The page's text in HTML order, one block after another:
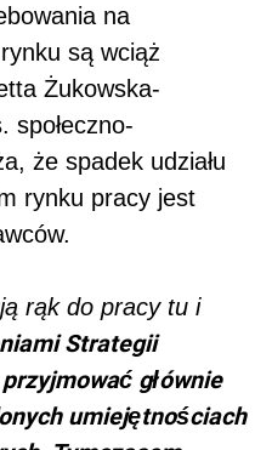
na
są wciąż
Żukowska-
społeczno-
że spadek udziału
rynku pracy jest
rąk do pracy tu i
Strategii
głównie
umiejętnościach